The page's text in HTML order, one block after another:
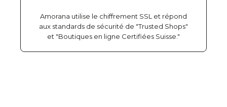
Amorana utilise le chiffrement SSL et répond
aux standards de sécurité de "Trusted Shops"
et "Boutiques en ligne Certifiées Suisse."